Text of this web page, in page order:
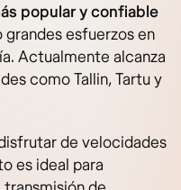
popular y confiable
grandes esfuerzos en
Actualmente alcanza
como Tallin, Tartu y
de velocidades
es ideal para